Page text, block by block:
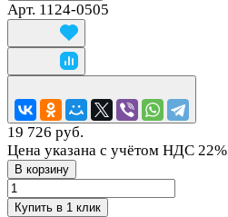
Арт. 1124-0505
19 726 руб.
Цена указана с учётом НДС 22%
В корзину
Купить в 1 клик